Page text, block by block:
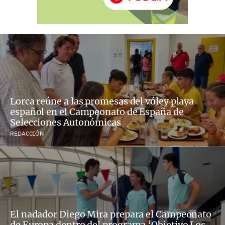
Lorca reúne a las promesas del vóley playa
español en el Campeonato de España de
Selecciones Autonómicas
REDACCIÓN
El nadador Diego Mira prepara el Campeonato